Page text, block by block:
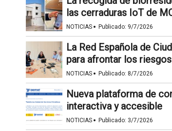
las cerraduras IoT de
NOTICIAS · Publicado: 9/7/2026
La Red Española de
para afrontar los
NOTICIAS · Publicado: 8/7/2026
Nueva plataforma de
interactiva y accesible
NOTICIAS · Publicado: 3/7/2026